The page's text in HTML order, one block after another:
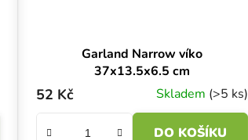
Garland Narrow víko
37x13.5x6.5 cm
Skladem (>5 ks)
52 Kč
DO KOŠÍKU